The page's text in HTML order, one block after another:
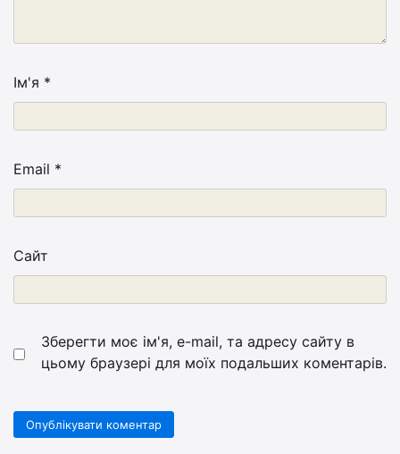
Ім'я *
Email *
Сайт
Зберегти моє ім'я, e-mail, та адресу сайту в
цьому браузері для моїх подальших коментарів.